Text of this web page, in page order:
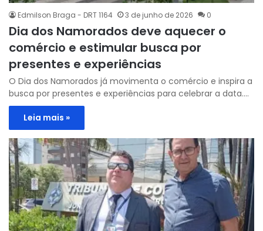
Edmilson Braga - DRT 1164 3 de junho de 2026 0
Dia dos Namorados deve aquecer o
comércio e estimular busca por
presentes e experiências
O Dia dos Namorados já movimenta o comércio e inspira a
busca por presentes e experiências para celebrar a data.…
Leia mais »